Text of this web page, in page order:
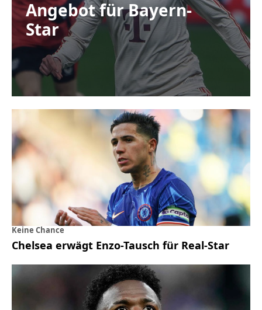
Angebot für Bayern-
Star
Keine Chance
Chelsea erwägt Enzo-Tausch für Real-Star